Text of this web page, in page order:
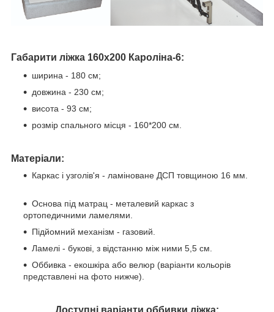
Габарити ліжка 160х200 Кароліна-6:
ширина - 180 см;
довжина - 230 см;
висота - 93 см;
розмір спального місця - 160*200 см.
Матеріали:
Каркас і узголів'я - ламіноване ДСП товщиною 16 мм.
Основа під матрац - металевий каркас з
ортопедичними ламелями.
Підйомний механізм - газовий.
Ламелі - букові, з відстанню між ними 5,5 см.
Оббивка - екошкіра або велюр (варіанти кольорів
представлені на фото нижче).